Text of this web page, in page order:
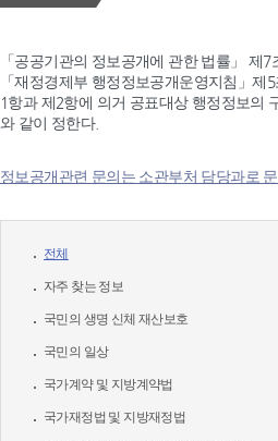
「공공기관의 정보공개에 관한 법률」 제
「재정경제부 행정정보공개운영지침」제
1항과 제2항에 의거 공표대상 행정정보의
와 같이 정한다.
정보공개관련 문의는 소관부처 담당과로
전체
자주 찾는 정보
국민의 생명 신체 재산보호
국민의 일상
국가계약 및 지방계약법
국가재정법 및 지방재정법